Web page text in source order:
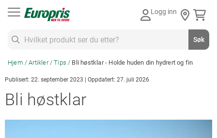
Logg inn
Søk
Hjem Artikler Tips Bli høstklar - Holde huden din hydrert og fin
Publisert: 22. september 2023 | Oppdatert: 27. juli 2026
Bli høstklar